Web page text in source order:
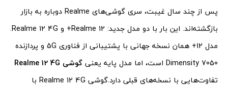
پس از چند سال غیبت، سری گوشی‌های Realme دوباره به بازار
بازگشته‌اند. این بار با دو مدل جدید: Realme 12+ و Realme 12 4G.
مدل 12+ همان نسخه جهانی با پشتیبانی از فناوری 5G و پردازنده
Dimensity 7050 است، اما مدل پایه یعنی
گوشی Realme 12 4G
تفاوت‌هایی با نسخه‌های قبلی دارد.
گوشی Realme 12 4G با